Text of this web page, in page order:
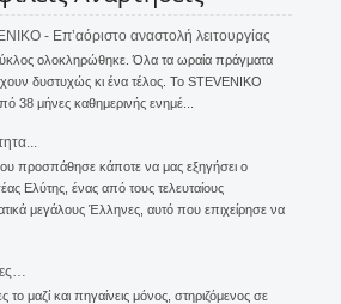
- Επ’αόριστο αναστολή λειτουργίας
ολοκληρώθηκε. Όλα τα ωραία πράγματα
δυστυχώς κι ένα τέλος. Το STEVENIKO
38 μήνες καθημερινής ενημέ...
προσπάθησε κάποτε να μας εξηγήσει ο
Ελύτης, ένας από τους τελευταίους
μεγάλους Έλληνες, αυτό που επιχείρησε να
το μαζί και πηγαίνεις μόνος, στηριζόμενος σε